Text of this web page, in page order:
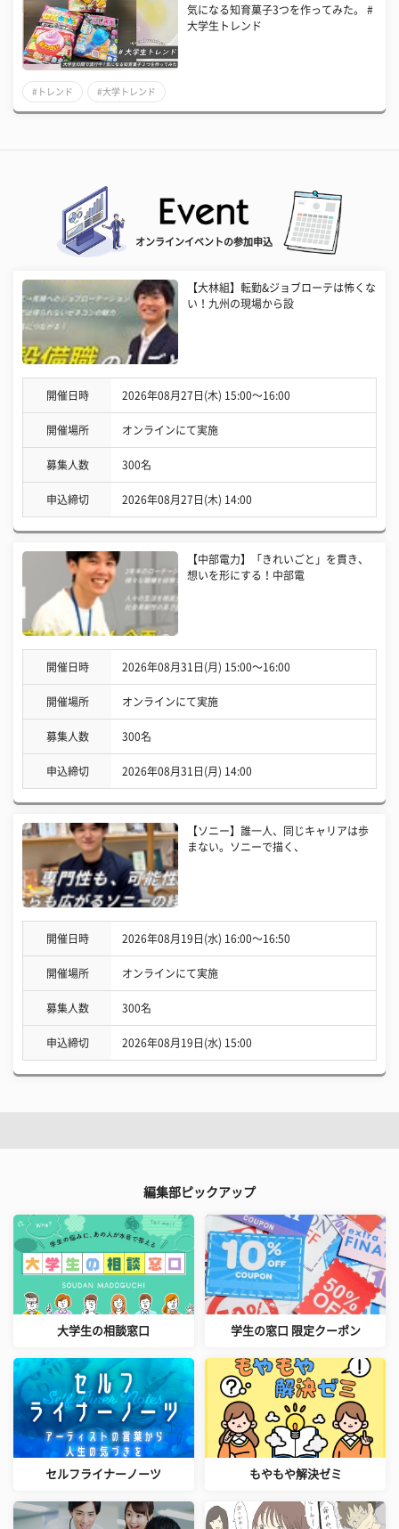
気になる知育菓子3つを作ってみた。 #
大学生トレンド
#トレンド #大学トレンド
オンラインイベントの参加申込
【大林組】転勤&ジョブローテは怖くな
い！九州の現場から設
開催日時 2026年08月27日(木) 15:00〜16:00
開催場所 オンラインにて実施
募集人数 300名
申込締切 2026年08月27日(木) 14:00
【中部電力】「きれいごと」を貫き、
想いを形にする！中部電
開催日時 2026年08月31日(月) 15:00〜16:00
開催場所 オンラインにて実施
募集人数 300名
申込締切 2026年08月31日(月) 14:00
【ソニー】誰一人、同じキャリアは歩
まない。ソニーで描く、
開催日時 2026年08月19日(水) 16:00〜16:50
開催場所 オンラインにて実施
募集人数 300名
申込締切 2026年08月19日(水) 15:00
編集部ピックアップ
大学生の相談窓口 学生の窓口 限定クーポン
セルフライナーノーツ もやもや解決ゼミ